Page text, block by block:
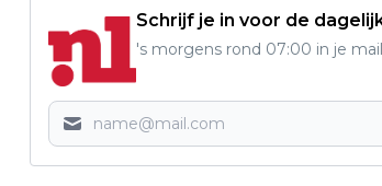
Schrijf je in voor de
's morgens rond 07:00 in je